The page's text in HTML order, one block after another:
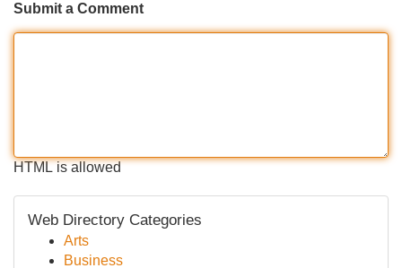
Submit a Comment
HTML is allowed
Web Directory Categories
Arts
Business